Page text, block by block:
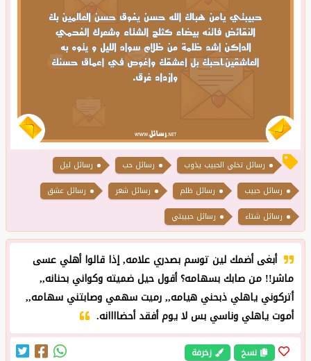
رسائل تخلي الحبيب يذوب رسائل حب
رسائل ليل
رسائل حبيب
رسائل ظلم رسائل شعر
رسائل عشق
رسائل شتاء
رسائل حبيبتي
أبغى أضمك لين توسم بصدري علامه, إذا قالوا أهلي عسى
ماشر!! من صابك بسهامه؟ أقول حيل ضميته وكواني بحنانه,,
أتركوني ياهلي ذبحني هيامه,, رميت سهمي وصابتني سهامه,,
أموت ياهلي وناسي بس لا يوم أفقد أحضاااانه.
نسخ زخرفة